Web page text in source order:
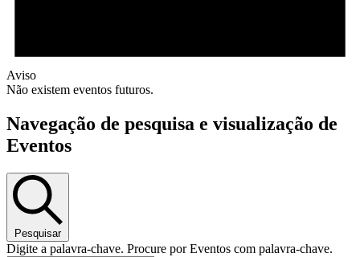
Aviso
Não existem eventos futuros.
Navegação de pesquisa e visualização de
Eventos
Pesquisar
Digite a palavra-chave. Procure por Eventos com palavra-chave.